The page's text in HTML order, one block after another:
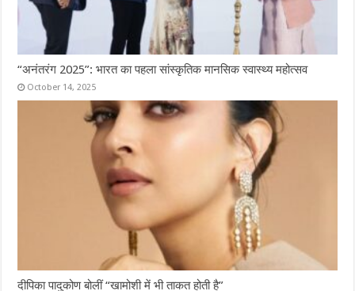
“अनंतरंग 2025”: भारत का पहला सांस्कृतिक मानसिक स्वास्थ्य महोत्सव
October 14, 2025
दीपिका पादुकोण बोलीं “खामोशी में भी ताकत होती है”